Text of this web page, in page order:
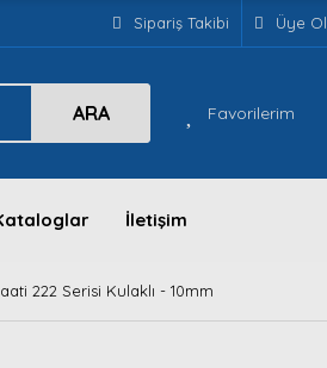
Sipariş Takibi Üye Ol
ARA Favorilerim
İletişim
222 Serisi Kulaklı - 10mm